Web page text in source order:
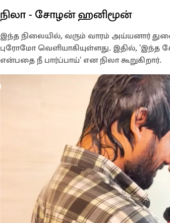
நிலா - சோழன் ஹனிமூன்
இந்த நிலையில், வரும் வாரம் அய்யனார் துணை
புரோமோ வெளியாகியுள்ளது. இதில்,
என்பதை நீ பார்ப்பாய்' என நிலா கூறுகிறார்.